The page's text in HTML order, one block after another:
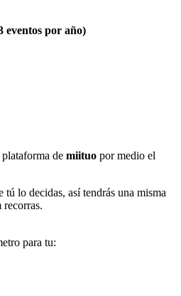
eventos por año)
de miituo por medio el
lo decidas, así tendrás una misma
para tu: